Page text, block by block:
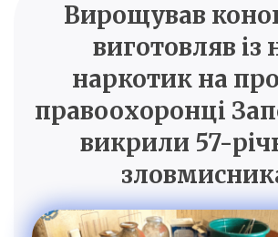
SVOI.DP.UA
Новини Дніпра
Вирощував
виготовляв із
наркотик на
правоохоронці
викрили 57-